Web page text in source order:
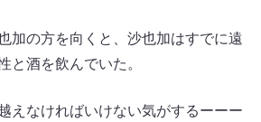
加の方を向くと、沙也加はすでに遠
と酒を飲んでいた。
えなければいけない気がするーーー